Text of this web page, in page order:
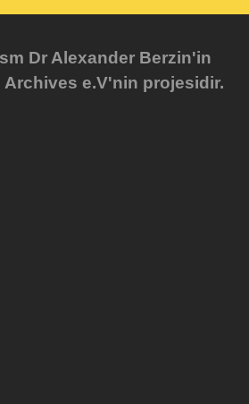
Dr Alexander Berzin'in
e.V'nin projesidir.